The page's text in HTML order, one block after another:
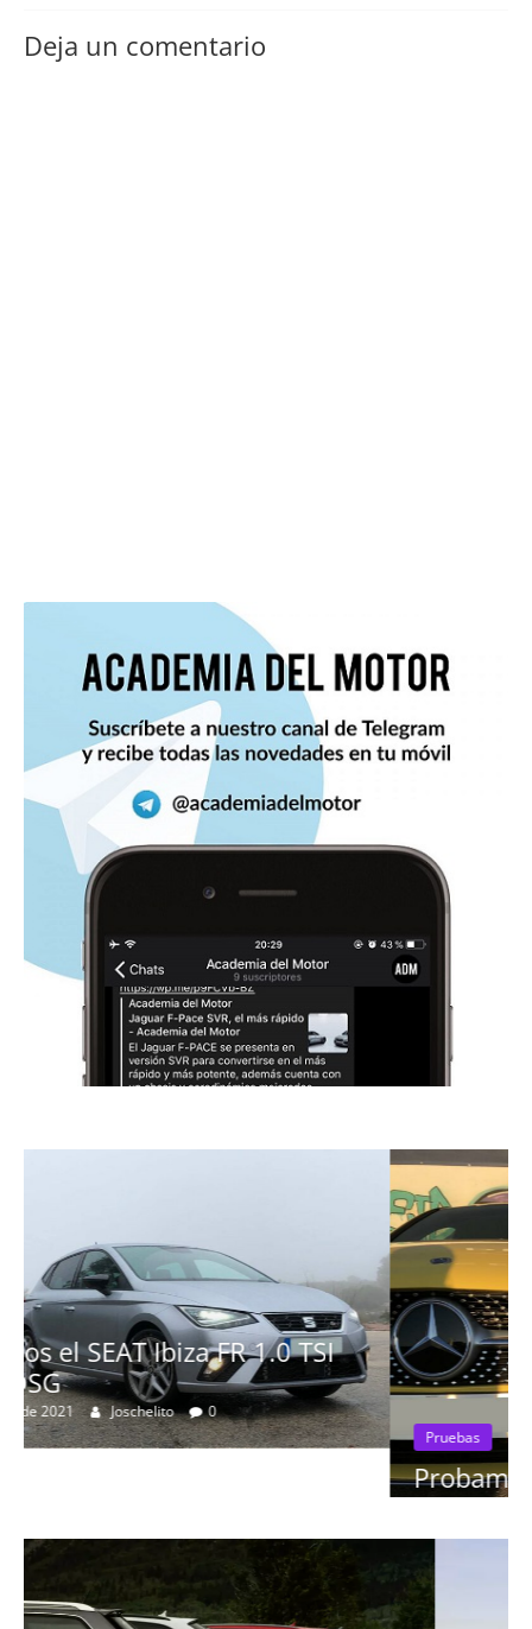
Deja un comentario
Pruebas
Probamos el Mercedes-Benz A200d